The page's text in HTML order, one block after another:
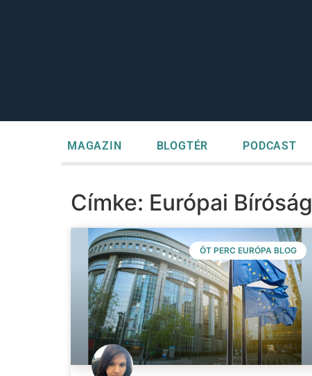
MAGAZIN BLOGTÉR PODCAST
Címke: Európai Bíróság
ÖT PERC EURÓPA BLOG